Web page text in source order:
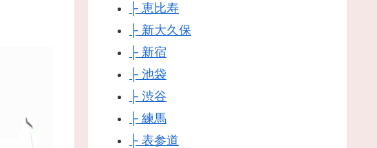
├ 恵比寿
├ 新大久保
├ 新宿
├ 池袋
├ 渋谷
├ 練馬
├ 表参道